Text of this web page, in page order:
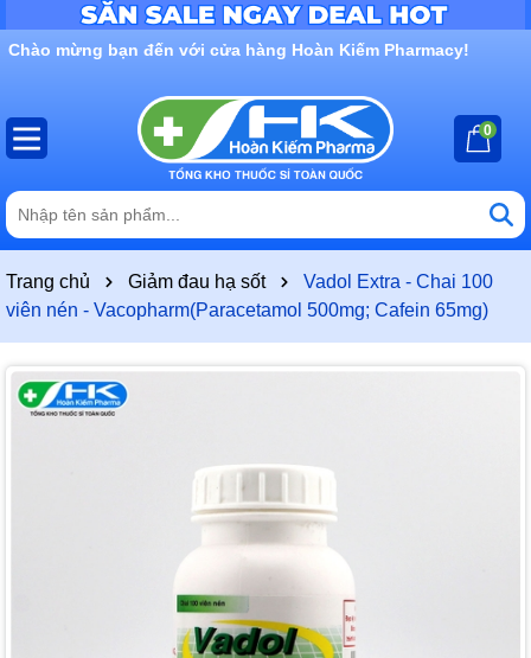
Rất nhiều ưu đãi và chương trình khuyến mãi đang chờ đợi
0
Trang chủ Giảm đau hạ sốt
Vadol Extra - Chai 100
viên nén - Vacopharm(Paracetamol 500mg; Cafein 65mg)